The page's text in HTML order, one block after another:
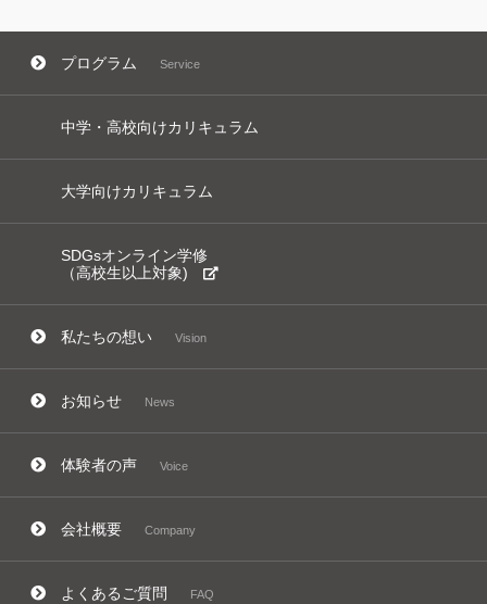
プログラム Service
中学・高校向けカリキュラム
大学向けカリキュラム
SDGsオンライン学修
（高校生以上対象)
私たちの想い Vision
お知らせ News
体験者の声 Voice
会社概要 Company
よくあるご質問 FAQ